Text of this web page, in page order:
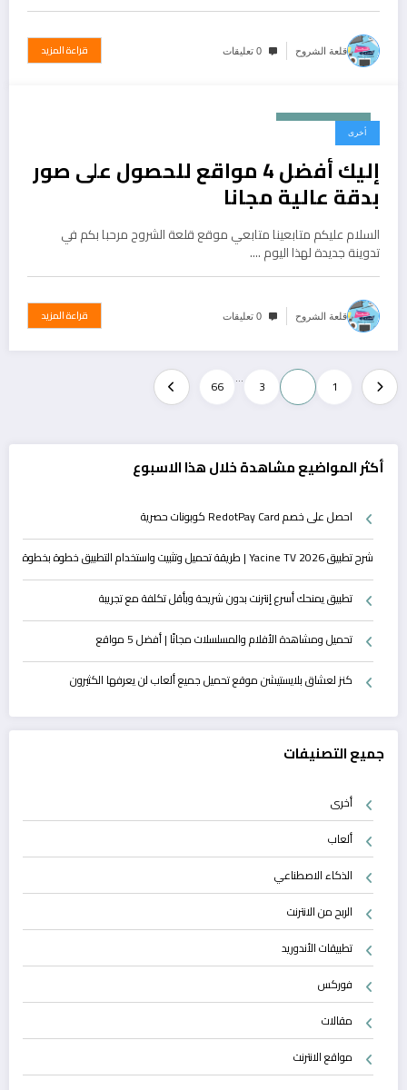
قلعة الشروح 0 تعليقات قراءة المزيد
أخرى
إليك أفضل 4 مواقع للحصول على صور
بدقة عالية مجانا
السلام عليكم متابعينا متابعي موقع قلعة الشروح مرحبا بكم في
تدوينة جديدة لهذا اليوم .…
قلعة الشروح 0 تعليقات قراءة المزيد
تعدد
صفحات
المقالات
1
3
…
66
أكثر المواضيع مشاهدة خلال هذا الاسبوع
احصل على خصم RedotPay Card كوبونات حصرية
شرح تطبيق Yacine TV 2026 | طريقة تحميل وتثبيت واستخدام التطبيق خطوة بخطوة
تطبيق يمنحك أسرع إنترنت بدون شريحة وبأقل تكلفة مع تجريبة
تحميل ومشاهدة الأفلام والمسلسلات مجانًا | أفضل 5 مواقع
كنز لعشاق بلايستيشن موقع تحميل جميع ألعاب لن يعرفها الكثيرون
جميع التصنيفات
أخرى
ألعاب
الذكاء الاصطناعي
الربح من الانترنت
تطبيقات الأندوريد
فوركس
مقالات
مواقع الانترنت